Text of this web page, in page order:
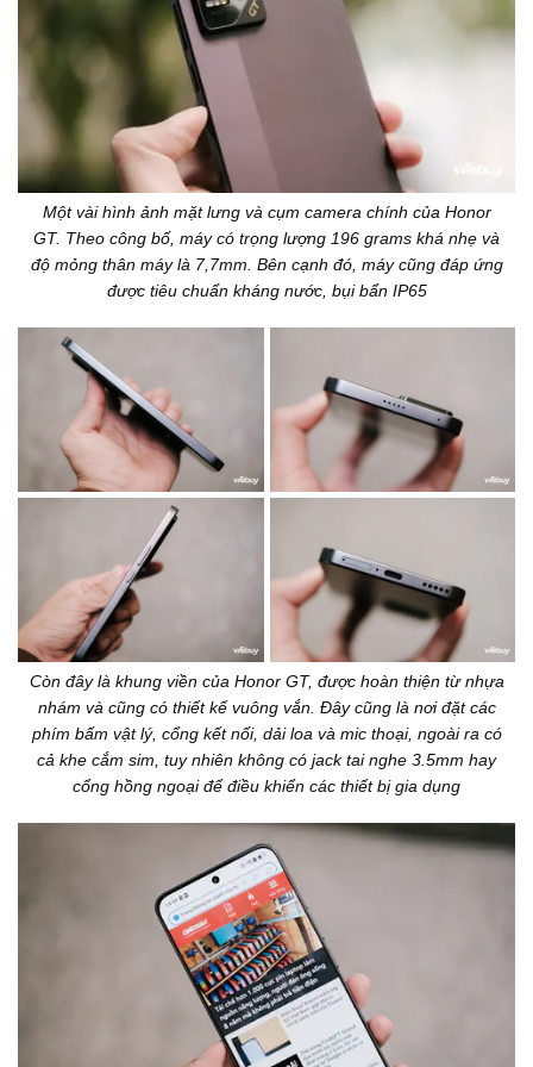
Một vài hình ảnh mặt lưng và cụm camera chính của Honor
GT. Theo công bố, máy có trọng lượng 196 grams khá nhẹ và
độ mỏng thân máy là 7,7mm. Bên cạnh đó, máy cũng đáp ứng
được tiêu chuẩn kháng nước, bụi bẩn IP65
Còn đây là khung viền của Honor GT, được hoàn thiện từ nhựa
nhám và cũng có thiết kế vuông vắn. Đây cũng là nơi đặt các
phím bấm vật lý, cổng kết nối, dải loa và mic thoại, ngoài ra có
cả khe cắm sim, tuy nhiên không có jack tai nghe 3.5mm hay
cổng hồng ngoại để điều khiển các thiết bị gia dụng